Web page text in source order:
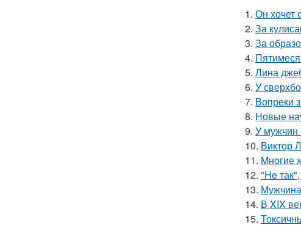
1. Он хочет
2. За
3. За
4.
5. Лина
6. У
7. Вопреки
8. Новые
9. У мужчин
10. Виктор
11. Mнoгие
12. "He
13.
14. В XIX
15.